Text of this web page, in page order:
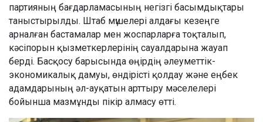
партияның бағдарламасының негізгі басымдықтары
таныстырылды. Штаб мүшелері алдағы кезеңге
арналған бастамалар мен жоспарларға тоқталып,
кәсіпорын қызметкерлерінің сауалдарына жауап
берді. Басқосу барысында өңірдің әлеуметтік-
экономикалық дамуы, өндірісті қолдау және еңбек
адамдарының әл-ауқатын арттыру мәселелері
бойынша мазмұнды пікір алмасу өтті.